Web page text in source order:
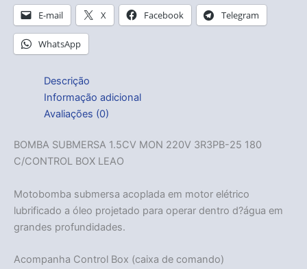
E-mail X Facebook Telegram
WhatsApp
Descrição
Informação adicional
Avaliações (0)
BOMBA SUBMERSA 1.5CV MON 220V 3R3PB-25 180
C/CONTROL BOX LEAO
Motobomba submersa acoplada em motor elétrico
lubrificado a óleo projetado para operar dentro d?água em
grandes profundidades.
Acompanha Control Box (caixa de comando)